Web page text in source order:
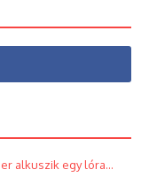
alkuszik egy lóra…